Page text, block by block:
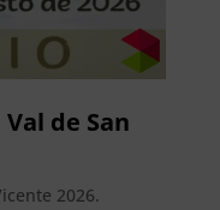
de San
2026.